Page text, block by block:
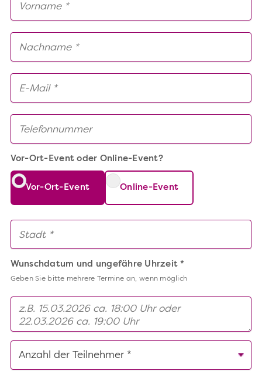
Vor-Ort-Event oder Online-Event?
Vor-Ort-Event Online-Event
Wunschdatum und ungefähre Uhrzeit *
Geben Sie bitte mehrere Termine an, wenn möglich